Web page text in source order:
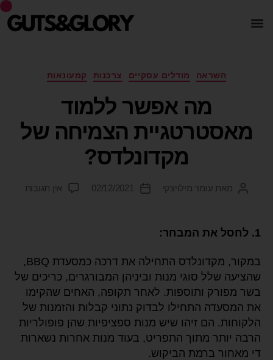
השראה מודלים עסקיים צרכנות קמעונאות
מה אפשר ללמוד
מאסטרטגיית הצמיחה של
מקדונלדס?
מאת עומר מילויצקי 02/12/2021 אין תגובות
1. לחסל את המבחר:
במקור, מקדונלדס התחילה את דרכה כמסעדת BBQ,
שהציעה שלל סוגי מנות וביניהן המבורגרים, כריכים של
בשר מפורק ותוספות. לאחר תקופה, האחים שהקימו
את המסעדה התחילו לבדוק נתוני קבלות והזמנות של
הלקוחות. הם זיהו שיש מנות ספציפיות שהן פופולריות
הרבה יותר מתוך התפריט, בעוד מנות אחרות נשארות
די מאחור ברמת הביקוש.